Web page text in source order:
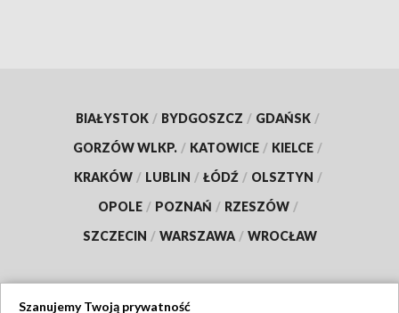
BIAŁYSTOK / BYDGOSZCZ / GDAŃSK /
GORZÓW WLKP. / KATOWICE / KIELCE /
KRAKÓW / LUBLIN / ŁÓDŹ / OLSZTYN /
OPOLE / POZNAŃ / RZESZÓW /
SZCZECIN / WARSZAWA / WROCŁAW
Szanujemy Twoją prywatność